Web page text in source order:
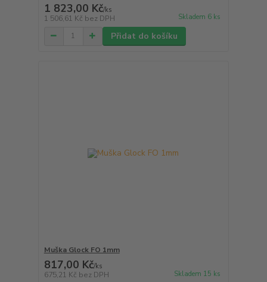
1 823,00 Kč/ks
1 506,61 Kč bez DPH Skladem 6 ks
Přidat do košíku
Muška Glock FO 1mm
817,00 Kč/ks
675,21 Kč bez DPH Skladem 15 ks